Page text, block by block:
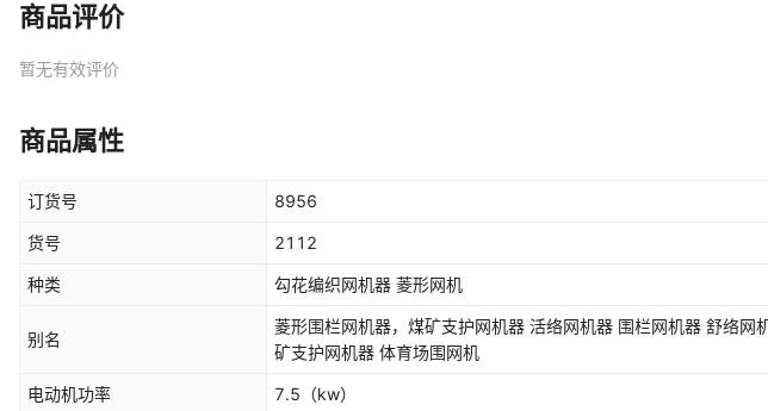
商品评价
暂无有效评价
商品属性
订货号 8956
货号 2112
种类 勾花编织网机器 菱形网机
别名
菱形围栏网机器，煤矿支护网机器 活络网机器 围栏网机器 舒络网机器，煤
矿支护网机器 体育场围网机
电动机功率 7.5 （kw）